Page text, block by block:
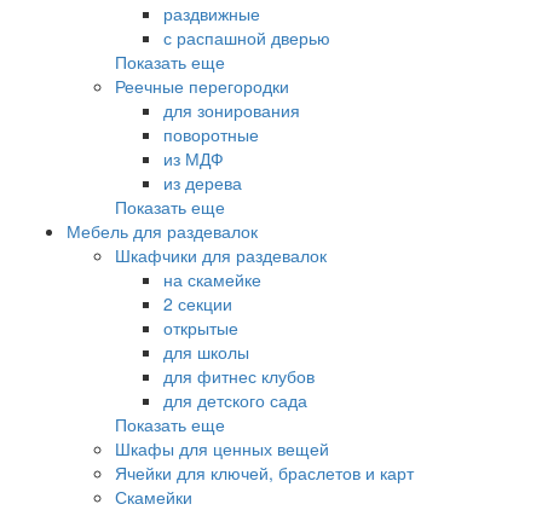
раздвижные
с распашной дверью
Показать еще
Реечные перегородки
для зонирования
поворотные
из МДФ
из дерева
Показать еще
Мебель для раздевалок
Шкафчики для раздевалок
на скамейке
2 секции
открытые
для школы
для фитнес клубов
для детского сада
Показать еще
Шкафы для ценных вещей
Ячейки для ключей, браслетов и карт
Скамейки